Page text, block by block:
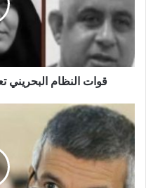
قوات النظام البحريني